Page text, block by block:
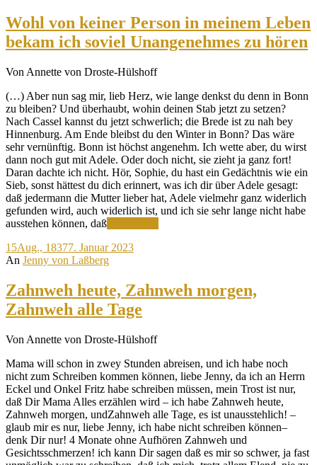
Wohl von keiner Person in meinem Leben
bekam ich soviel Unangenehmes zu hören
Von Annette von Droste-Hülshoff
(…) Aber nun sag mir, lieb Herz, wie lange denkst du denn in Bonn
zu bleiben? Und überhaubt, wohin deinen Stab jetzt zu setzen?
Nach Cassel kannst du jetzt schwerlich; die Brede ist zu nah bey
Hinnenburg. Am Ende bleibst du den Winter in Bonn? Das wäre
sehr vernünftig. Bonn ist höchst angenehm. Ich wette aber, du wirst
dann noch gut mit Adele. Oder doch nicht, sie zieht ja ganz fort!
Daran dachte ich nicht. Hör, Sophie, du hast ein Gedächtnis wie ein
Sieb, sonst hättest du dich erinnert, was ich dir über Adele gesagt:
daß jedermann die Mutter lieber hat, Adele vielmehr ganz widerlich
gefunden wird, auch widerlich ist, und ich sie sehr lange nicht habe
ausstehen können, daß
meinem
Leben
zu
hören
15Aug., 18377. Januar 2023
An Jenny von Laßberg
Zahnweh heute, Zahnweh morgen,
Zahnweh alle Tage
Von Annette von Droste-Hülshoff
Mama will schon in zwey Stunden abreisen, und ich habe noch
nicht zum Schreiben kommen können, liebe Jenny, da ich an Herrn
Eckel und Onkel Fritz habe schreiben müssen, mein Trost ist nur,
daß Dir Mama Alles erzählen wird – ich habe Zahnweh heute,
Zahnweh morgen, undZahnweh alle Tage, es ist unausstehlich! –
glaub mir es nur, liebe Jenny, ich habe nicht schreiben können–
denk Dir nur! 4 Monate ohne Aufhören Zahnweh und
Gesichtsschmerzen! ich kann Dir sagen daß es mir so schwer, ja fast